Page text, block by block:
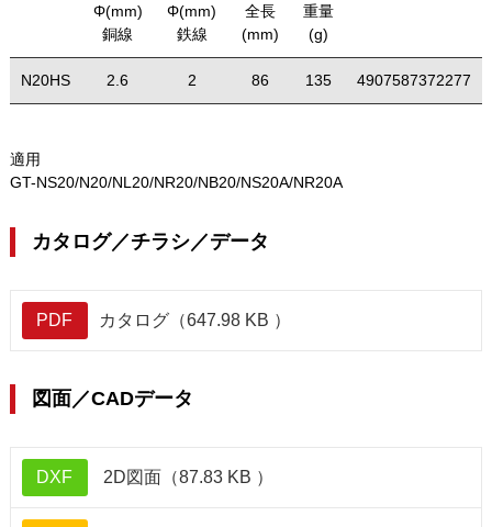
Φ(mm)
銅線
Φ(mm)
鉄線
全長
(mm)
重量
(g)
N20HS 2.6 2 86 135 4907587372277
適用
GT-NS20/N20/NL20/NR20/NB20/NS20A/NR20A
カタログ／チラシ／データ
PDF カタログ（647.98 KB ）
図面／CADデータ
DXF 2D図面（87.83 KB ）